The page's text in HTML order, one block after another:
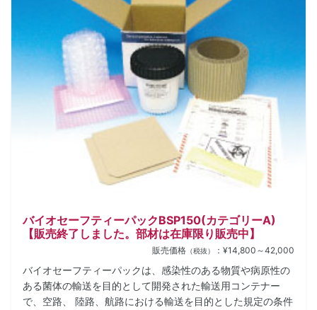
バイオセーフティーパックBSP150(カテゴリーA)
【販売終了しました。部材は在庫限り販売中】
販売価格 （税抜） ：¥14,800～42,000
バイオセーフティーパックは、感染性のある物質や病原性の
ある菌体の輸送を目的として開発された輸送用コンテナー
で、空路、 陸路、航路における輸送を目的とした規定の条件